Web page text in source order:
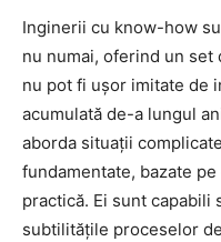
Inginerii cu know-how
nu numai, oferind un
nu pot fi ușor imitate de
acumulată de-a lungul
aborda situații
fundamentate, bazate
practică. Ei sunt capabili
subtilitățile proceselor